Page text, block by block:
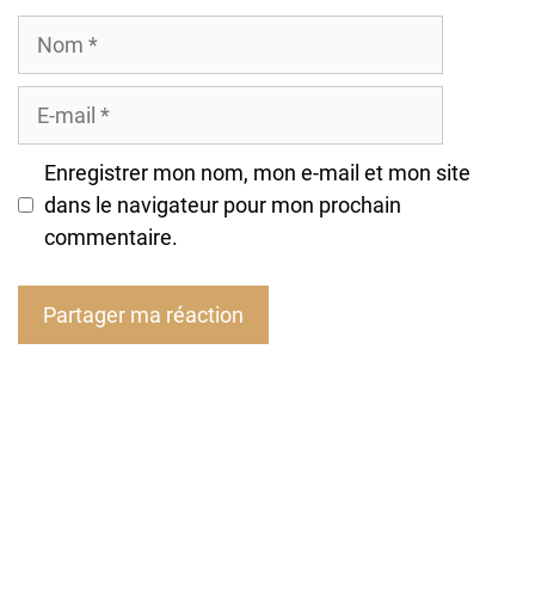
Enregistrer mon nom, mon e-mail et mon site
dans le navigateur pour mon prochain
commentaire.